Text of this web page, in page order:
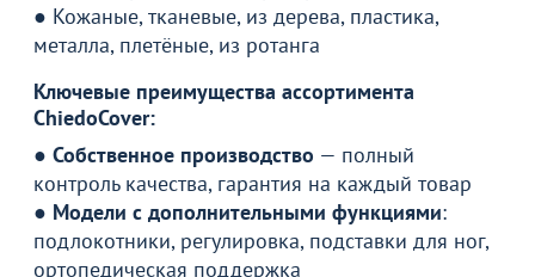
● Кожаные, тканевые, из дерева, пластика,
металла, плетёные, из ротанга
Ключевые преимущества ассортимента
ChiedoCover:
● Собственное производство — полный
контроль качества, гарантия на каждый товар
● Модели с дополнительными функциями:
подлокотники, регулировка, подставки для ног,
ортопедическая поддержка